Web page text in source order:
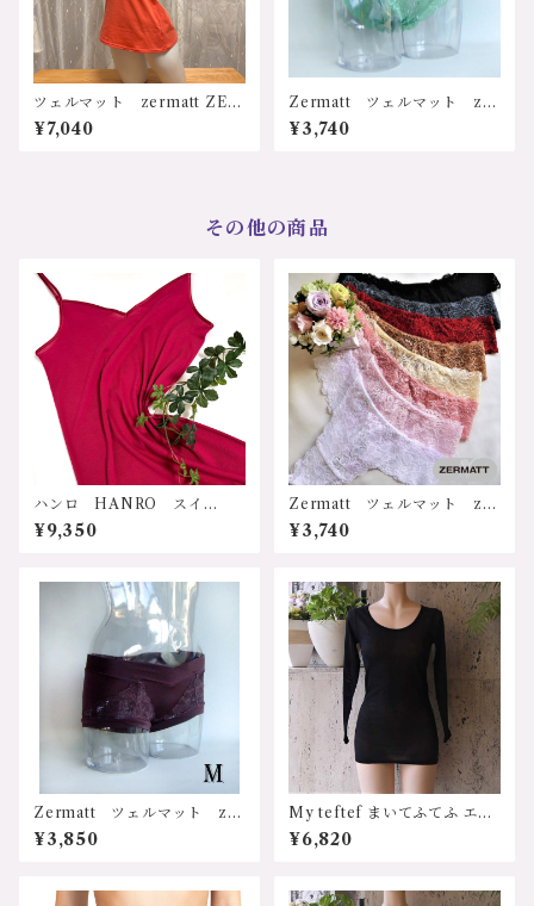
ツェルマット zermatt ZE81
78 日本製 国内生産 オー
ガニックコットン 天然素
ク 全6色 パット入り ノン
カラー：ホワイト、ブラッ
ク、ブルーグレー、グレージ
ュ、ピンク、カーキ 価格：7
040円（送料無料）
¥7,040
Zermatt ツェルマット z10
69 ローライズ ヒップハ
ングショーツ Mサイズ 日
¥3,740
その他の商品
ハンロ HANRO スイ
ス "COTTON SEAMLES
S”シリーズ UIH-001 イン
材 シルケット加工 ワコー
ル wacoal キャミソール
UIH-001WI サイズ：XSサ
イズ、Ｓサイズ カラー：ワ
イン 価格：9350円（送料無
¥9,350
Zermatt ツェルマット z10
74 ストレッチレース ヒップ
ハングタンガ Mサイズ 日
¥3,740
Zermatt ツェルマット z2
388m ヒップハング ローラ
イズサポートショーツ Mサ
¥3,850
My teftef まいてふてふ エア
リーシリーズ シルクコット
ン 8分袖シャツ 長袖イ
¥6,820